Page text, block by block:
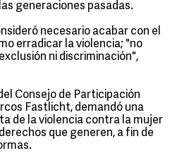
generaciones pasadas.
necesario acabar con el
erradicar la violencia; "no
ni discriminación",
Consejo de Participación
Fastlicht, demandó una
de la violencia contra la mujer
que generen, a fin de